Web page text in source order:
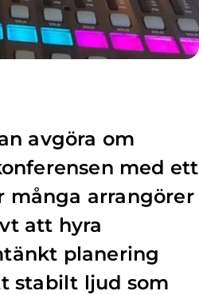
avgöra om
med ett
många arrangörer
att hyra
planering
stabilt ljud som